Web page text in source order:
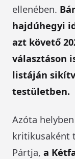
ellenében.
hajdúhegyi
azt követő
választáson
listáján
testületben.
Azóta
kritikusaként
Pártja, a